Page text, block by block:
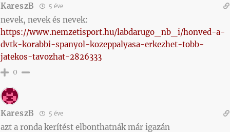
KareszB 5 éve
nevek, nevek és nevek:
https://www.nemzetisport.hu/labdarugo_nb_i/honved-a-
dvtk-korabbi-spanyol-kozeppalyasa-erkezhet-tobb-
jatekos-tavozhat-2826333
0
KareszB 5 éve
azt a ronda kerítést elbonthatnák már igazán